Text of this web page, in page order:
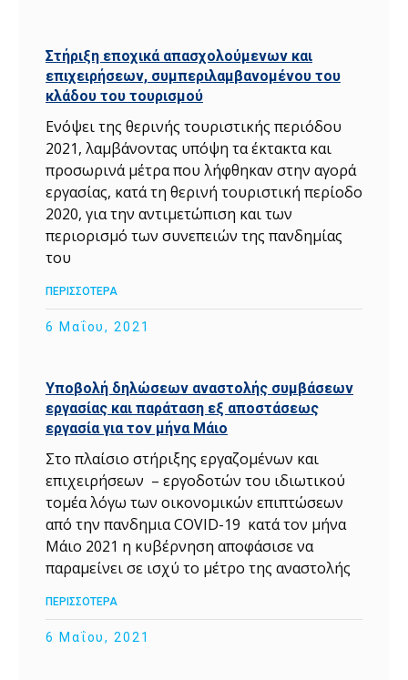
Στήριξη εποχικά απασχολούμενων και
επιχειρήσεων, συμπεριλαμβανομένου του
κλάδου του τουρισμού
Ενόψει της θερινής τουριστικής περιόδου
2021, λαμβάνοντας υπόψη τα έκτακτα και
προσωρινά μέτρα που λήφθηκαν στην αγορά
εργασίας, κατά τη θερινή τουριστική περίοδο
2020, για την αντιμετώπιση και των
περιορισμό των συνεπειών της πανδημίας
του
ΠΕΡΙΣΣΟΤΕΡΑ
6 Μαΐου, 2021
Υποβολή δηλώσεων αναστολής συμβάσεων
εργασίας και παράταση εξ αποστάσεως
εργασία για τον μήνα Μάιο
Στο πλαίσιο στήριξης εργαζομένων και
επιχειρήσεων – εργοδοτών του ιδιωτικού
τομέα λόγω των οικονομικών επιπτώσεων
από την πανδημια COVID-19 κατά τον μήνα
Μάιο 2021 η κυβέρνηση αποφάσισε να
παραμείνει σε ισχύ το μέτρο της αναστολής
ΠΕΡΙΣΣΟΤΕΡΑ
6 Μαΐου, 2021